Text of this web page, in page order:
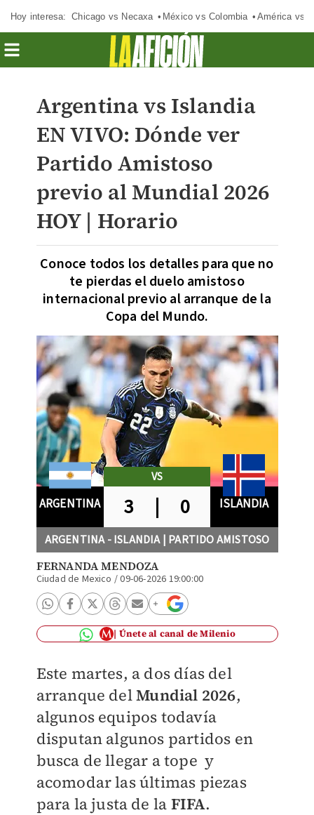
Hoy interesa: Chicago vs Necaxa México vs Colombia América vs
Argentina vs Islandia
EN VIVO: Dónde ver
Partido Amistoso
previo al Mundial 2026
HOY | Horario
Conoce todos los detalles para que no
te pierdas el duelo amistoso
internacional previo al arranque de la
Copa del Mundo.
VS
ARGENTINA 3 | 0 ISLANDIA
ARGENTINA - ISLANDIA | PARTIDO AMISTOSO
FERNANDA MENDOZA
Ciudad de Mexico /09-06-2026 19:00:00
Únete al canal de Milenio
Este martes, a dos días del
arranque delMundial 2026,
algunos equipos todavía
disputan algunos partidos en
busca de llegar a tope y
acomodar las últimas piezas
para la justa de la FIFA.